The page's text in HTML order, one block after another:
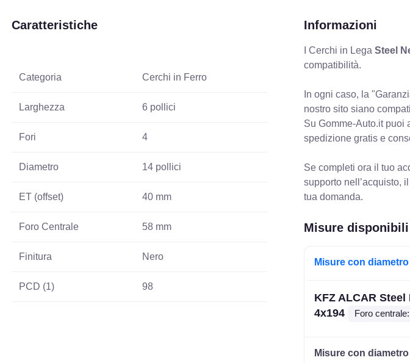
Caratteristiche
Categoria Cerchi in Ferro
Larghezza 6 pollici
Fori 4
Diametro 14 pollici
ET (offset) 40 mm
Foro Centrale 58 mm
Finitura Nero
PCD (1) 98
Informazioni
I Cerchi in LegaSteel
compatibilità.
In ogni caso, la
nostro sito siano
Su Gomme-Auto.it puoi
spedizione gratis e
Se completi ora il tuo
supporto nell’acquisto,
tua domanda.
Misure disponibili
Misure con
KFZ ALCAR
4x194
Foro
Misure con